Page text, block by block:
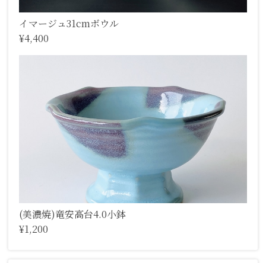
イマージュ31cmボウル
¥4,400
(美濃焼)竜安高台4.0小鉢
¥1,200